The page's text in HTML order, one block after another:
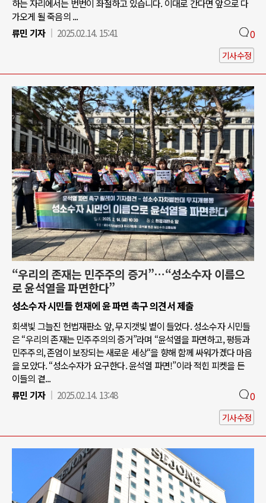
하는 자리에서는 번번이 좌절하고 있습니다. 이대로 간다면 앞으로 다
가오게 될 죽음의 ...
류민 기자
2025.02.14. 15:41 0
기사수정
“우리의 존재는 민주주의 증거”…“성소수자 이름으
로 윤석열을 파면한다”
성소수자 시민들 헌재에 윤 파면 촉구 의견서 제출
회색빛 그늘진 헌법재판소 앞, 무지갯빛 볕이 들었다. 성소수자 시민들
은 “우리의 존재는 민주주의의 증거”라며 “윤석열을 파면하고, 평등과
민주주의, 존엄이 보장되는 새로운 세상“을 향해 함께 싸워가겠다 마음
을 모았다. “성소수자가 요구한다. 윤석열 파면!”이라 적힌 피켓을 든
이들의 곁...
류민 기자
2025.02.14. 13:48 0
기사수정